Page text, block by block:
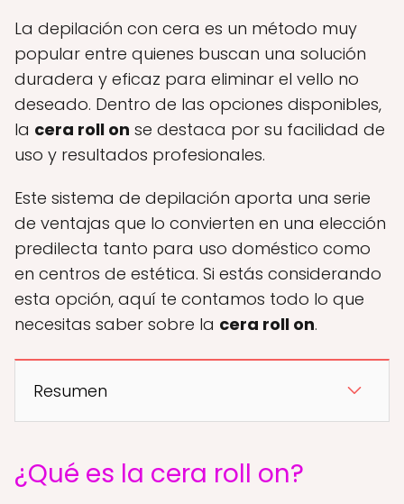
La depilación con cera es un método muy
popular entre quienes buscan una solución
duradera y eficaz para eliminar el vello no
deseado. Dentro de las opciones disponibles,
la cera roll on se destaca por su facilidad de
uso y resultados profesionales.
Este sistema de depilación aporta una serie
de ventajas que lo convierten en una elección
predilecta tanto para uso doméstico como
en centros de estética. Si estás considerando
esta opción, aquí te contamos todo lo que
necesitas saber sobre la cera roll on.
Resumen
¿Qué es la cera roll on?